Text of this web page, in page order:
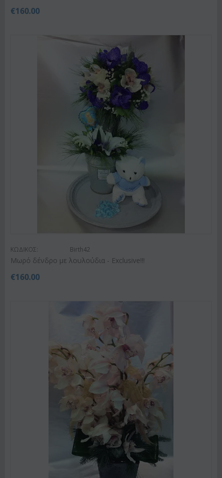
€160.00
ΚΩΔΙΚΟΣ: Birth42
Μωρό δένδρο με λουλούδια - Exclusive!!!
€160.00